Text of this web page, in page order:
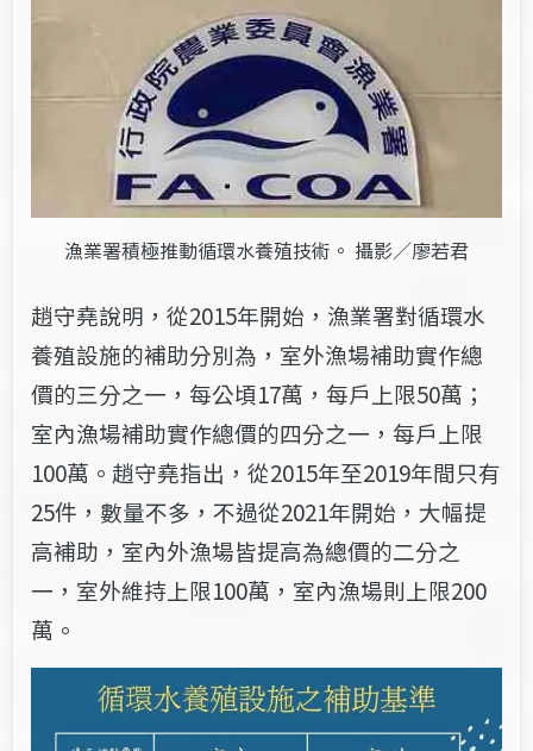
漁業署積極推動循環水養殖技術。 攝影／廖若君
趙守堯說明，從2015年開始，漁業署對循環水
養殖設施的補助分別為 ，室外漁場補助實作總
價的三分之一，每公頃17萬，每戶上限50萬；
室內漁場補助實作總價的四分之一，每戶上限
100萬。 趙守堯指出，從2015年至2019年間只有
25件，數量不多，不過從2021年開始，大幅提
高補助，室內外漁場皆提高為總價的二分之
一，室外維持上限100萬，室內漁場則上限200
萬。